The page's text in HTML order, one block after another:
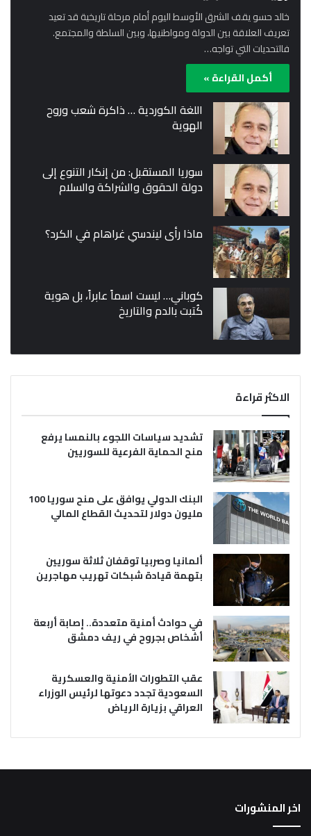
خالد حسو يقف الشرق الأوسط اليوم أمام مرحلة تاريخية قد تعيد
تعريف العلاقة بين الدولة ومواطنيها، وبين السلطة والمجتمع.
فالتحديات التي تواجه…
أكمل القراءة »
اللغة الكوردية … ذاكرة شعب وروح
الهوية
سوريا المستقبل: من إنكار التنوع إلى
دولة الحقوق والشراكة والسلام
ماذا رأى ليندسي غراهام في الكرد؟
كوباني… ليست اسماً عابراً، بل هوية
كُتبت بالدم والتاريخ
الاكثر قراءة
تشديد سياسات اللجوء بالنمسا يرفع
منح الحماية الفرعية للسوريين
البنك الدولي يوافق على منح سوريا 100
مليون دولار لتحديث القطاع المالي
ألمانيا وصربيا توقفان ثلاثة سوريين
بتهمة قيادة شبكات تهريب مهاجرين
في حوادث أمنية متعددة.. إصابة أربعة
أشخاص بجروح في ريف دمشق
عقب التطورات الأمنية والعسكرية
السعودية تجدد دعوتها لرئيس الوزراء
العراقي بزيارة الرياض
اخر المنشورات